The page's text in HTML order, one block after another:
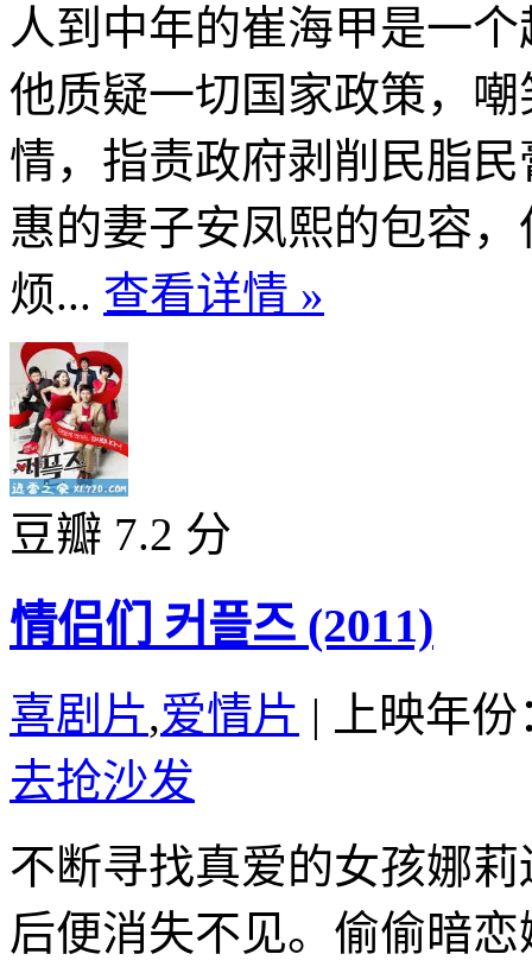
人到中年的崔海甲是一
他质疑一切国家政策，
情，指责政府剥削民脂
惠的妻子安凤熙的包容
烦... 查看详情 »
豆瓣 7.2 分
情侣们 커플즈 (2011)
喜剧片,爱情片 |
上映年
去抢沙发
不断寻找真爱的女孩娜
后便消失不见。偷偷暗